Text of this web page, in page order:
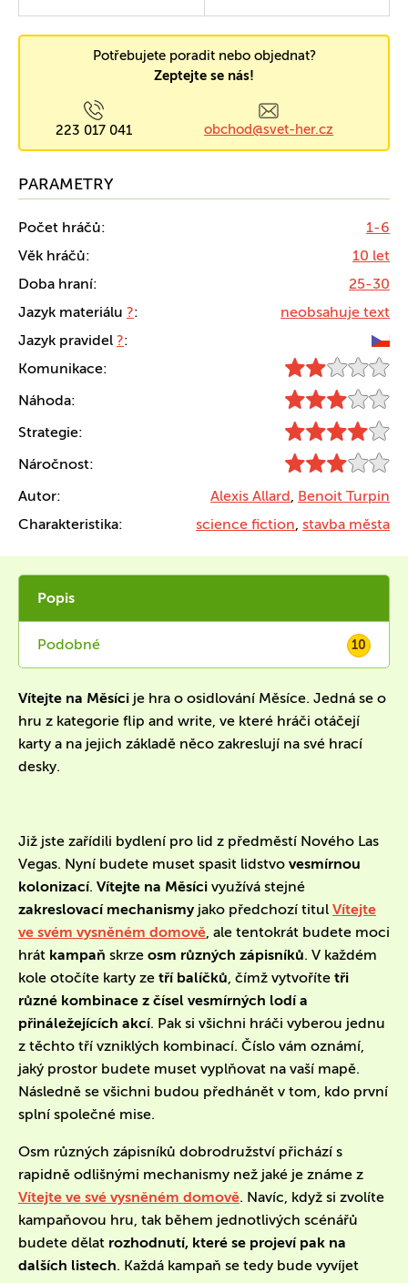
Potřebujete poradit nebo objednat?
Zeptejte se nás!
223 017 041 obchod@svet-her.cz
PARAMETRY
Počet hráčů:
1-6
Věk hráčů:
10 let
Doba hraní:
25-30
Jazyk materiálu ?:
neobsahuje text
Jazyk pravidel ?:
Komunikace:
Náhoda:
Strategie:
Náročnost:
Autor:
Alexis Allard, Benoit Turpin
Charakteristika:
science fiction, stavba města
Popis
Podobné 10
Vítejte na Měsíci je hra o osidlování Měsíce. Jedná se o
hru z kategorie flip and write, ve které hráči otáčejí
karty a na jejich základě něco zakreslují na své hrací
desky.
Již jste zařídili bydlení pro lid z předměstí Nového Las
Vegas. Nyní budete muset spasit lidstvo vesmírnou
kolonizací. Vítejte na Měsíci využívá stejné
zakreslovací mechanismyjako předchozí titul Vítejte
ve svém vysněném domově, ale tentokrát budete moci
hrát kampaň skrze osm různých zápisníků. V každém
kole otočíte karty ze tří balíčků, čímž vytvoříte tři
různé kombinace z čísel vesmírných lodí a
přináležejících akcí. Pak si všichni hráči vyberou jednu
z těchto tří vzniklých kombinací. Číslo vám oznámí,
jaký prostor budete muset vyplňovat na vaší mapě.
Následně se všichni budou předhánět v tom, kdo první
splní společné mise.
Osm různých zápisníků dobrodružství přichází s
rapidně odlišnými mechanismy než jaké je známe z
Vítejte ve své vysněném domově. Navíc, když si zvolíte
kampaňovou hru, tak během jednotlivých scénářů
budete dělat rozhodnutí, které se projeví pak na
dalších listech. Každá kampaň se tedy bude vyvíjet